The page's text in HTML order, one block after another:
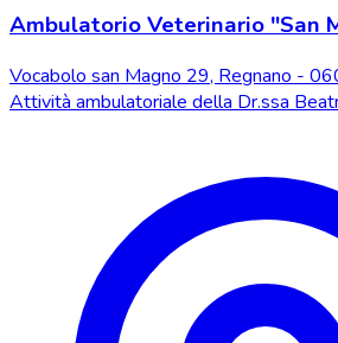
Ambulatorio Veterinario "San
Vocabolo san Magno 29, Regnano -
Attività ambulatoriale della Dr.ssa